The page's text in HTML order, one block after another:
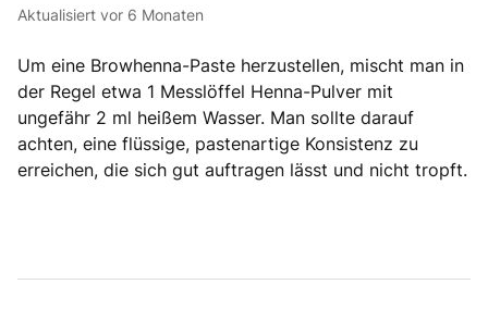
Aktualisiert vor 6 Monaten
Um eine Browhenna-Paste herzustellen, mischt man in
der Regel etwa 1 Messlöffel Henna-Pulver mit
ungefähr 2 ml heißem Wasser. Man sollte darauf
achten, eine flüssige, pastenartige Konsistenz zu
erreichen, die sich gut auftragen lässt und nicht tropft.